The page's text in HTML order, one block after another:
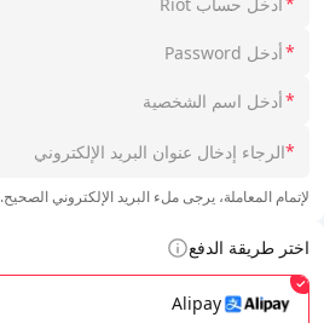
*
*
*
لإتمام المعاملة، يرجى ملء البريد الإلكتروني الصحيح.
اختر طريقة الدفع
Alipay